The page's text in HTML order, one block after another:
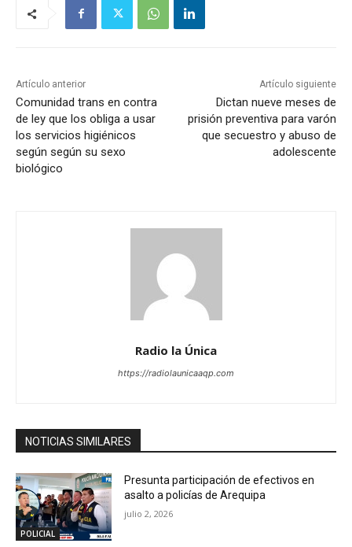
Artículo anterior
Comunidad trans en contra
de ley que los obliga a usar
los servicios higiénicos
según según su sexo
biológico
Artículo siguiente
Dictan nueve meses de
prisión preventiva para varón
que secuestro y abuso de
adolescente
Radio la Única
https://radiolaunicaaqp.com
NOTICIAS SIMILARES
POLICIAL
Presunta participación de efectivos en
asalto a policías de Arequipa
julio 2, 2026